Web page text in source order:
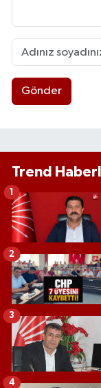
Gönder
Trend
1
2
3
4